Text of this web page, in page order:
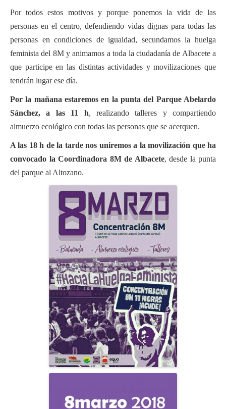
Por todos estos motivos y porque ponemos la vida de las
personas en el centro, defendiendo vidas dignas para todas las
personas en condiciones de igualdad, secundamos la huelga
feminista del 8M y animamos a toda la ciudadanía de Albacete a
que participe en las distintas actividades y movilizaciones que
tendrán lugar ese día.
Por la mañana estaremos en la punta del Parque Abelardo
Sánchez, a las 11 h, realizando talleres y compartiendo
almuerzo ecológico con todas las personas que se acerquen.
A las 18 h de la tarde nos uniremos a la movilización que ha
convocado la Coordinadora 8M de Albacete, desde la punta
del parque al Altozano.